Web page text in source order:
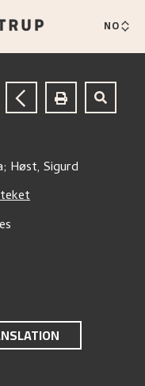
NO
Høst, Sigurd